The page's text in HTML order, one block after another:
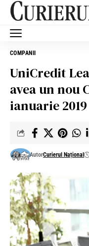
COMPANII
UniCredit
avea un nou
ianuarie 2019
AutorCurierul Național